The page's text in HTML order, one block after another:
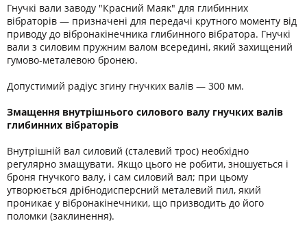
Гнучкі вали заводу "Красний Маяк" для глибинних
вібраторів — призначені для передачі крутного моменту від
приводу до вібронакінечника глибинного вібратора. Гнучкі
вали з силовим пружним валом всередині, який захищений
гумово-металевою бронею.
Допустимий радіус згину гнучких валів — 300 мм.
Змащення внутрішнього силового валу гнучких валів
глибинних вібраторів
Внутрішній вал силовий (сталевий трос) необхідно
регулярно змащувати. Якщо цього не робити, зношується і
броня гнучкого валу, і сам силовий вал; при цьому
утворюється дрібнодисперсний металевий пил, який
проникає у вібронакінечники, що призводить до його
поломки (заклинення).